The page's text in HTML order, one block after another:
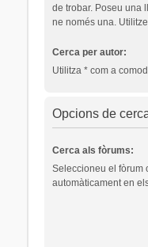
de trobar. Poseu una
ne només una.
Cerca per autor:
Utilitza * com a
Opcions de
Cerca als fòrums:
Seleccioneu el fòrum
automàticament en